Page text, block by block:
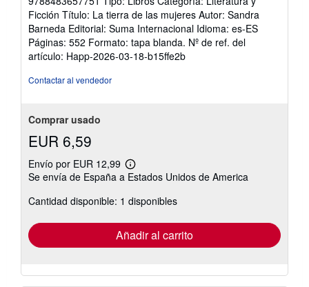
Ficción Título: La tierra de las mujeres Autor: Sandra
Barneda Editorial: Suma Internacional Idioma: es-ES
Páginas: 552 Formato: tapa blanda. Nº de ref. del
artículo: Happ-2026-03-18-b15ffe2b
Contactar al vendedor
Comprar usado
EUR 6,59
Envío por EUR 12,99
Más
información
las
tarifas
envío
Se envía de España a Estados Unidos de America
Cantidad disponible: 1 disponibles
Añadir al carrito